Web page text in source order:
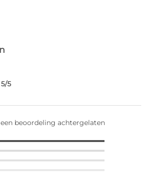
5/5
beoordeling achtergelaten